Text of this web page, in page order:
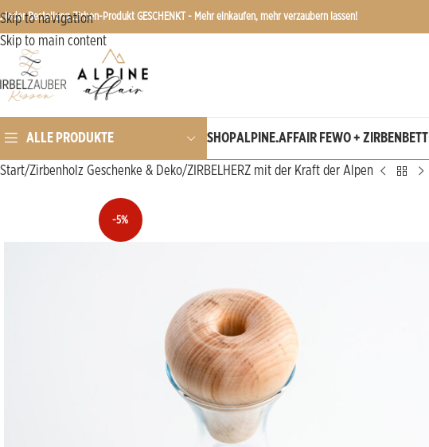
Skip to navigation
Skip to main content
jeder Bestellung Zirben-Produkt GESCHENKT - Mehr einkaufen, mehr verzaubern lassen!
ALLE PRODUKTE SHOPALPINE.AFFAIR FEWO + ZIRBENBETT
Start Zirbenholz Geschenke & Deko ZIRBELHERZ mit der Kraft der Alpen
-5%